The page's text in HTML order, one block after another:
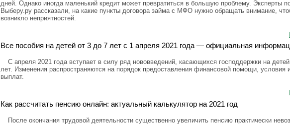
дней. Однако иногда маленький кредит может превратиться в большую проблему. Эксперты
Выберу.ру рассказали, на какие пункты договора займа с МФО нужно обращать внимание,
возникло неприятностей.
Все пособия на детей от 3 до 7 лет с 1 апреля 2021 года — официальная
С апреля 2021 года вступает в силу ряд нововведений, касающихся господдержки на
лет. Изменения распространяются на порядок предоставления финансовой помощи, условия
выплат.
Как рассчитать пенсию онлайн: актуальный калькулятор на 2021 год
После окончания трудовой деятельности существенно увеличить пенсию практически